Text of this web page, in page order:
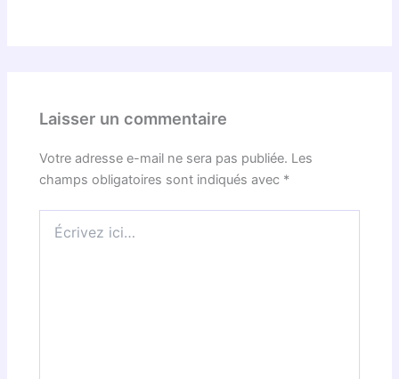
Laisser un commentaire
Votre adresse e-mail ne sera pas publiée. Les
champs obligatoires sont indiqués avec *
ici…